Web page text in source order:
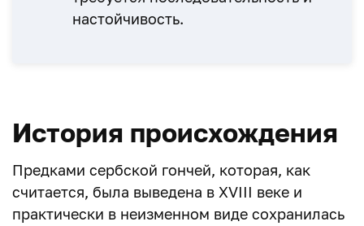
настойчивость.
История происхождения
Предками сербской гончей, которая, как
считается, была выведена в XVIII веке и
практически в неизменном виде сохранилась